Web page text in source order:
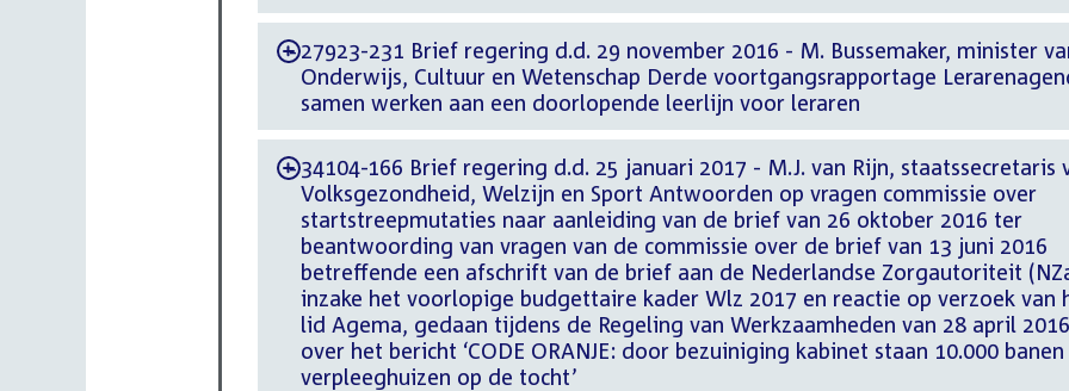
-27923-231 Brief regering d.d. 29 november 2016 - M. Bussemaker, minister
Onderwijs, Cultuur en Wetenschap Derde voortgangsrapportage
samen werken aan een doorlopende leerlijn voor leraren
-34104-166 Brief regering d.d. 25 januari 2017 - M.J. van Rijn, staatssecretaris
Volksgezondheid, Welzijn en Sport Antwoorden op vragen commissie over
startstreepmutaties naar aanleiding van de brief van 26 oktober 2016 ter
beantwoording van vragen van de commissie over de brief van 13 juni 2016
betreffende een afschrift van de brief aan de Nederlandse Zorgautoriteit
inzake het voorlopige budgettaire kader Wlz 2017 en reactie op verzoek van
lid Agema, gedaan tijdens de Regeling van Werkzaamheden van 28 april
over het bericht ‘CODE ORANJE: door bezuiniging kabinet staan 10.000
verpleeghuizen op de tocht’